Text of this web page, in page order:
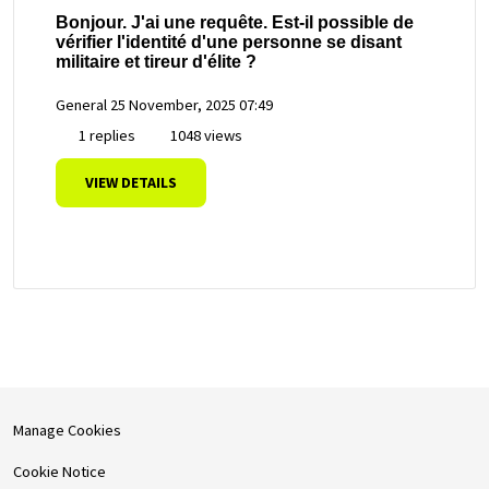
Bonjour. J'ai une requête. Est-il possible de
vérifier l'identité d'une personne se disant
militaire et tireur d'élite ?
General 25 November, 2025 07:49
1 replies
1048 views
VIEW DETAILS
Manage Cookies
Cookie Notice